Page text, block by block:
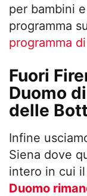
per bambini
programma
programma
Fuori
Duomo
delle
Infine
Siena dove
intero in cui
Duomo